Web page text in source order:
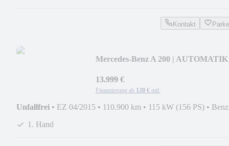
Kontakt
Mercedes-Benz A 200 | AUTOMATIK
13.999 €
Finanzierung ab 120 € mtl.
Unfallfrei • EZ 04/2015 • 110.900 km • 115 kW (156 PS) •
1. Hand